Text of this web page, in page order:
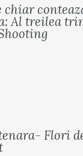
Al treilea
Flori